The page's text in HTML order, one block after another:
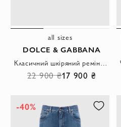
all sizes
DOLCE & GABBANA
22 900 ₴17 900 ₴
-40%